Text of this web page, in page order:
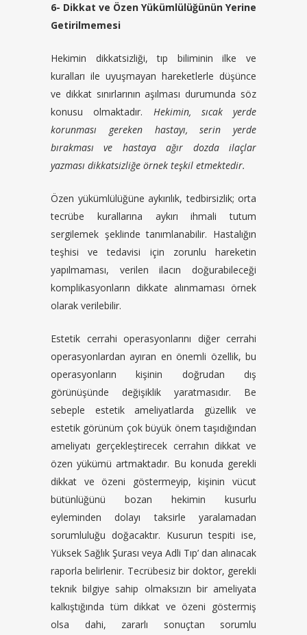
6- Dikkat ve Özen Yükümlülüğünün Yerine
Getirilmemesi
Hekimin dikkatsizliği, tıp biliminin ilke ve
kuralları ile uyuşmayan hareketlerle düşünce
ve dikkat sınırlarının aşılması durumunda söz
konusu olmaktadır. Hekimin, sıcak yerde
korunması gereken hastayı, serin yerde
bırakması ve hastaya ağır dozda ilaçlar
yazması dikkatsizliğe örnek teşkil etmektedir.
Özen yükümlülüğüne aykırılık, tedbirsizlik; orta
tecrübe kurallarına aykırı ihmali tutum
sergilemek şeklinde tanımlanabilir. Hastalığın
teşhisi ve tedavisi için zorunlu hareketin
yapılmaması, verilen ilacın doğurabileceği
komplikasyonların dikkate alınmaması örnek
olarak verilebilir.
Estetik cerrahi operasyonlarını diğer cerrahi
operasyonlardan ayıran en önemli özellik, bu
operasyonların kişinin doğrudan dış
görünüşünde değişiklik yaratmasıdır. Be
sebeple estetik ameliyatlarda güzellik ve
estetik görünüm çok büyük önem taşıdığından
ameliyatı gerçekleştirecek cerrahın dikkat ve
özen yükümü artmaktadır. Bu konuda gerekli
dikkat ve özeni göstermeyip, kişinin vücut
bütünlüğünü bozan hekimin kusurlu
eyleminden dolayı taksirle yaralamadan
sorumluluğu doğacaktır. Kusurun tespiti ise,
Yüksek Sağlık Şurası veya Adli Tıp’ dan alınacak
raporla belirlenir. Tecrübesiz bir doktor, gerekli
teknik bilgiye sahip olmaksızın bir ameliyata
kalkıştığında tüm dikkat ve özeni göstermiş
olsa dahi, zararlı sonuçtan sorumlu